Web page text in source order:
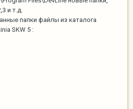
и т.д.
папки файлы из каталога
SKW 5 :